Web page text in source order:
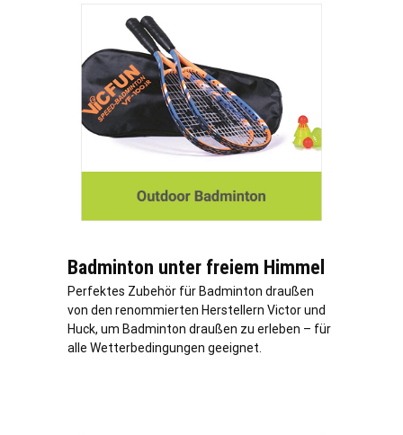
Badminton unter freiem Himmel
Perfektes Zubehör für Badminton draußen
von den renommierten Herstellern Victor und
Huck, um Badminton draußen zu erleben – für
alle Wetterbedingungen geeignet.